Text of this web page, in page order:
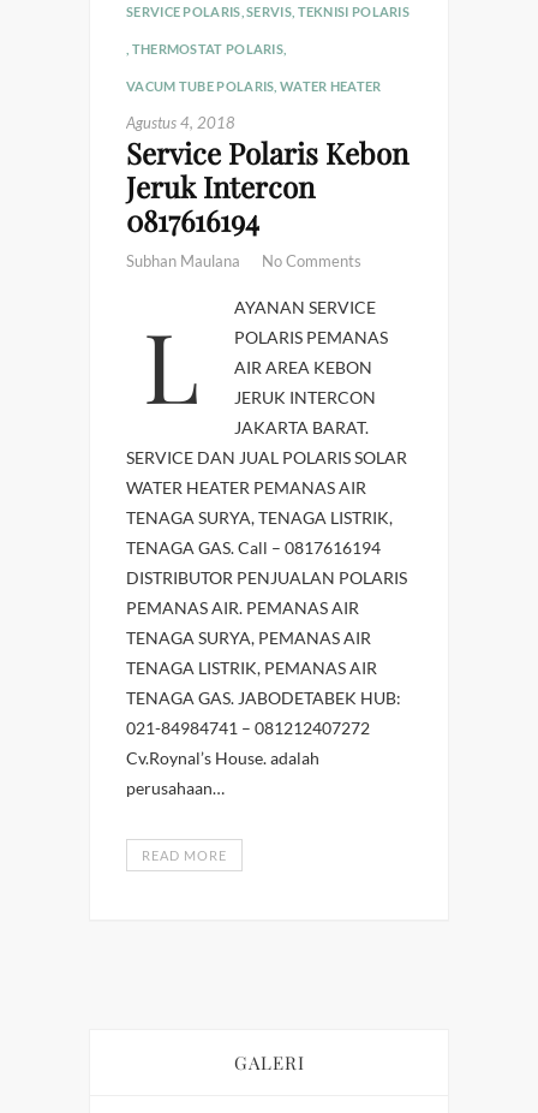
SERVICE POLARIS ,SERVIS, TEKNISI POLARIS
THERMOSTAT POLARIS
VACUM TUBE POLARIS ,WATER HEATER
Agustus 4, 2018
Service Polaris Kebon
Jeruk Intercon
0817616194
Subhan Maulana No Comments
LAYANAN SERVICE
POLARIS PEMANAS
AIR AREA KEBON
JERUK INTERCON
JAKARTA BARAT.
SERVICE DAN JUAL POLARIS SOLAR
WATER HEATER PEMANAS AIR
TENAGA SURYA, TENAGA LISTRIK,
TENAGA GAS. Call – 0817616194
DISTRIBUTOR PENJUALAN POLARIS
PEMANAS AIR. PEMANAS AIR
TENAGA SURYA, PEMANAS AIR
TENAGA LISTRIK, PEMANAS AIR
TENAGA GAS. JABODETABEK HUB:
021-84984741 – 081212407272
Cv.Roynal’s House. adalah
perusahaan…
READ MORE
GALERI